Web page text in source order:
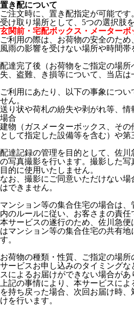
置き配について
ご注文時に、置き配指定が可能で
受け取り場所として、5つの選択肢
玄関前・宅配ボックス・メーターボ
ご利用の際は、お荷物の安全のた
風雨の影響を受けない場所や時間帯
配達完了後（お荷物をご指定の場
失、盗難、き損等について、当店は
ご利用にあたり、以下の事象につい
せん。
送り状や荷札の紛失や剥がれ等、
場合
建物（ガスメーターボックス、そ
として指定した設備等を含む）や
配達記録の管理を目的として、佐
の写真撮影を行います。撮影した
目的に使用いたしません。
なお、撮影にご同意いただけない場
はできません。
マンション等の集合住宅の場合は
内のルールに従い、お客さまの責任
本サービスの遂行のため、佐川急
はマンション等の集合住宅の共有地
す。
お荷物の種類・性質、ご指定の場
サービスお申し込みのタイミング
スによるお届けができない場合があ
上記の事情により、本サービスに
を持ち戻った場合、次回お届け時
けを行います。